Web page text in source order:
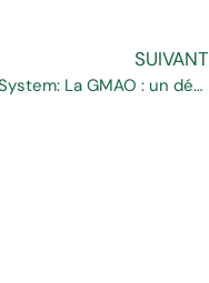
SUIVANT
DSD System: La GMAO : un défi pour les TPE & PME en France